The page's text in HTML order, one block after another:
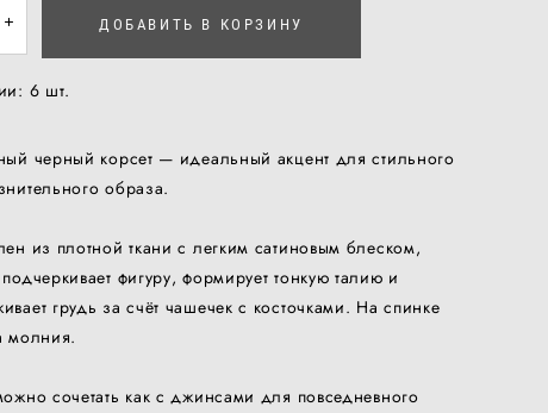
6 шт.
ДОБАВИТЬ В КОРЗИНУ
черный корсет — идеальный акцент для стильного
образа.
из плотной ткани с легким сатиновым блеском,
фигуру, формирует тонкую талию и
грудь за счёт чашечек с косточками. На спинке
молния.
сочетать как с джинсами для повседневного